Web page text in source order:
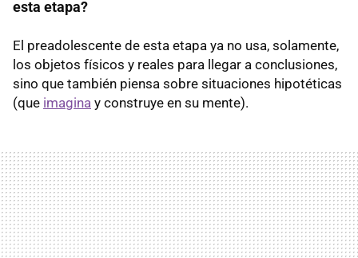
esta etapa?
El preadolescente de esta etapa ya no usa, solamente,
los objetos físicos y reales para llegar a conclusiones,
sino que también piensa sobre situaciones hipotéticas
(que imagina y construye en su mente).